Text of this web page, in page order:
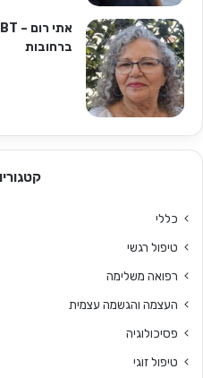
ברחובות
כללי
טיפול רגשי
רפואה משלימה
העצמה והגשמה עצמית
פסיכולוגיה
טיפול זוגי